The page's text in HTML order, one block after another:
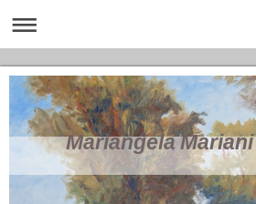
Mariangela Mariani